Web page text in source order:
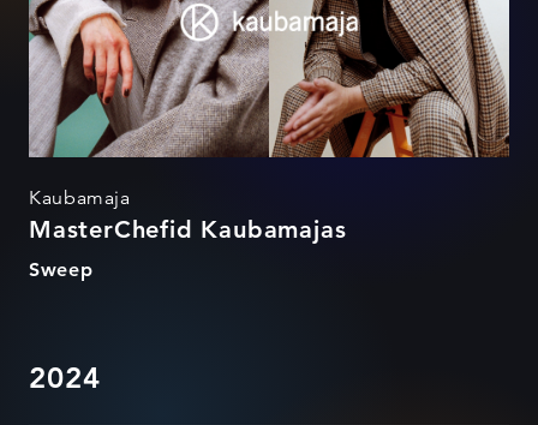
Kaubamaja
MasterChefid Kaubamajas
Sweep
2024